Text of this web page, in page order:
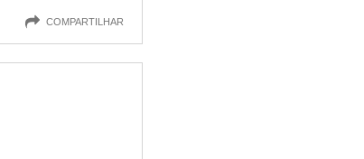
COMPARTILHAR